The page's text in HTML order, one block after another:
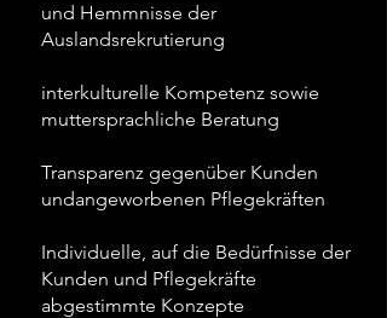
und Hemmnisse der
Auslandsrekrutierung
interkulturelle Kompetenz sowie
muttersprachliche Beratung
Transparenz gegenüber Kunden
undangeworbenen Pflegekräften
Individuelle, auf die Bedürfnisse der
Kunden und Pflegekräfte
abgestimmte Konzepte